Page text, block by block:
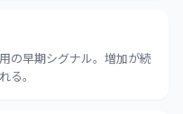
の早期シグナル。増加が続
る。